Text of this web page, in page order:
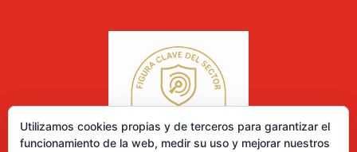
Utilizamos cookies propias y de terceros para garantizar el
funcionamiento de la web, medir su uso y mejorar nuestros